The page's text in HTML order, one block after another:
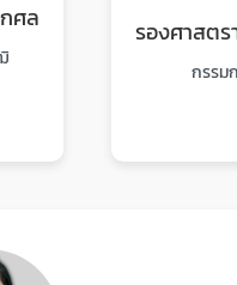
ศล รองศาสต
กรรม